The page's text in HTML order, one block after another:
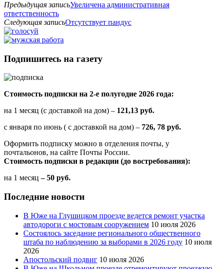
Предыдущая записьУвеличена административная
ответственность
Следующая записьОтсутствует пандус
Подпишитесь на газету
Стоимость подписки на 2-е полугодие 2026 года:
на 1 месяц (с доставкой на дом) – 121,13 руб.
с января по июнь ( с доставкой на дом) – 726, 78 руб.
Оформить подписку можно в отделения почты, у
почтальонов, на сайте Почты России.
Стоимость подписки в редакции (до востребования):
на 1 месяц – 50 руб.
Последние новости
В Юже на Глушицком проезде ведется ремонт участка
автодороги с мостовым сооружением 10 июля 2026
Состоялось заседание регионального общественного
штаба по наблюдению за выборами в 2026 году 10 июля
2026
Апостольский подвиг 10 июля 2026